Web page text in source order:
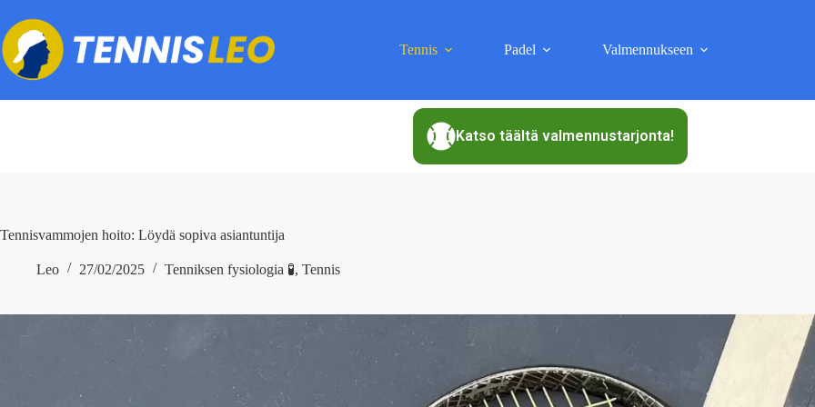
content
Tennis Padel Valmennukseen
Katso täältä valmennustarjonta!
Tennisvammojen hoito: Löydä sopiva asiantuntija
Leo 27/02/2025 Tenniksen fysiologia 🧪, Tennis